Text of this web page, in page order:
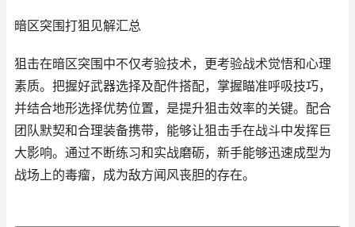
暗区突围打狙见解汇总
狙击在暗区突围中不仅考验技术，更考验战术觉悟和心理
素质。把握好武器选择及配件搭配，掌握瞄准呼吸技巧，
并结合地形选择优势位置，是提升狙击效率的关键。配合
团队默契和合理装备携带，能够让狙击手在战斗中发挥巨
大影响。通过不断练习和实战磨砺，新手能够迅速成型为
战场上的毒瘤，成为敌方闻风丧胆的存在。